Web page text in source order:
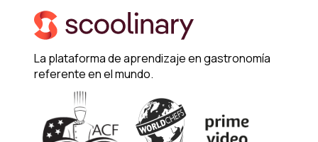
La plataforma de aprendizaje en gastronomía
referente en el mundo.